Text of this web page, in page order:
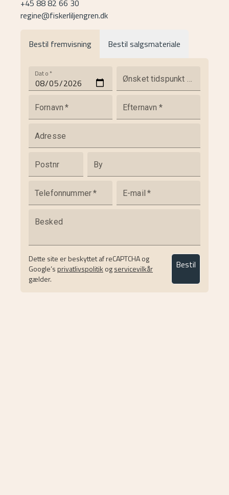
+45 88 82 66 30
regine@fiskerliljengren.dk
Bestil fremvisning Bestil salgsmateriale
Dato *
Ønsket tidspunkt på dagen
Fornavn * Efternavn *
Adresse
Postnr By
Telefonnummer* E-mail *
Besked
Dette site er beskyttet af reCAPTCHA og
Google’sprivatlivspolitik ogservicevilkår
gælder.
Bestil